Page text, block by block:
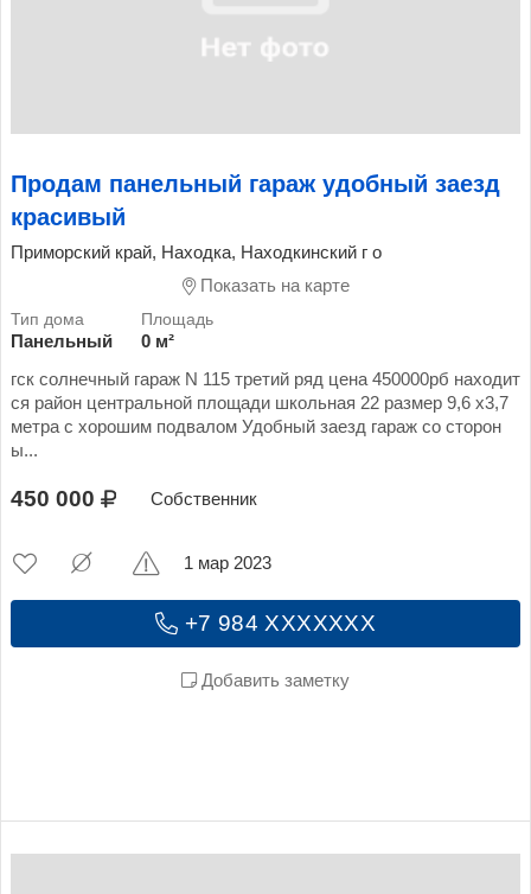
Продам панельный гараж удобный заезд
красивый
Приморский край, Находка, Находкинский г о
Показать на карте
Панельный
0 м²
гск солнечный гараж N 115 третий ряд цена 450000рб находит
ся район центральной площади школьная 22 размер 9,6 х3,7
метра с хорошим подвалом Удобный заезд гараж со сторон
ы...
450 000 Собственник
+7 984 XXXXXXX
Добавить заметку
1 мар 2023